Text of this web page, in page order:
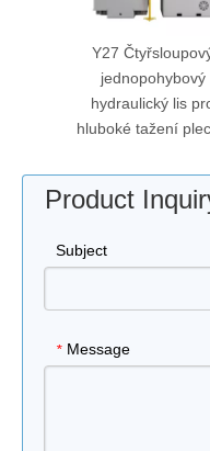
Y27
jednopohybový
hydraulický lis
hluboké tažení
Product
Subject
* Message